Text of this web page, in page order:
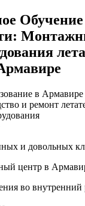
в Армавире
и ремонт
и довольных
центр в
во внутренний